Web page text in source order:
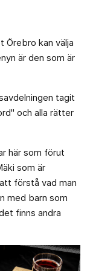
Örebro kan välja
är den som är
tagit
och alla rätter
här som förut
som är
förstå vad man
med barn som
finns andra